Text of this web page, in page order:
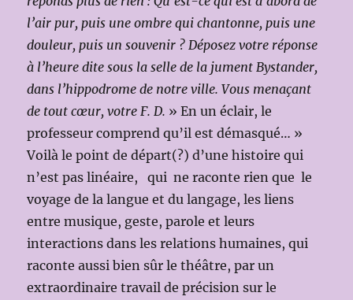
l’air pur, puis une ombre qui chantonne, puis une
douleur, puis un souvenir ? Déposez votre réponse
à l’heure dite sous la selle de la jument Bystander,
dans l’hippodrome de notre ville. Vous menaçant
de tout cœur, votre F. D. » En un éclair, le
professeur comprend qu’il est démasqué… »
Voilà le point de départ(?) d’une histoire qui
n’est pas linéaire, qui ne raconte rien que le
voyage de la langue et du langage, les liens
entre musique, geste, parole et leurs
interactions dans les relations humaines, qui
raconte aussi bien sûr le théâtre, par un
extraordinaire travail de précision sur le